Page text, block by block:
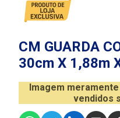
CM GUARDA
30cm X 1,88m
Imagem
vendidos